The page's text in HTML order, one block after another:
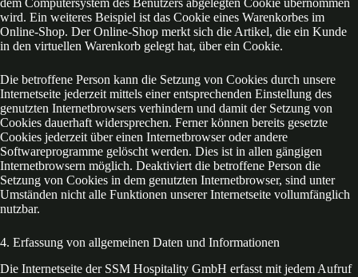
dem Computersystem des Benutzers abgelegten Cookie übernommen
wird. Ein weiteres Beispiel ist das Cookie eines Warenkorbes im
Online-Shop. Der Online-Shop merkt sich die Artikel, die ein Kunde
in den virtuellen Warenkorb gelegt hat, über ein Cookie.
Die betroffene Person kann die Setzung von Cookies durch unsere
Internetseite jederzeit mittels einer entsprechenden Einstellung des
genutzten Internetbrowsers verhindern und damit der Setzung von
Cookies dauerhaft widersprechen. Ferner können bereits gesetzte
Cookies jederzeit über einen Internetbrowser oder andere
Softwareprogramme gelöscht werden. Dies ist in allen gängigen
Internetbrowsern möglich. Deaktiviert die betroffene Person die
Setzung von Cookies in dem genutzten Internetbrowser, sind unter
Umständen nicht alle Funktionen unserer Internetseite vollumfänglich
nutzbar.
4. Erfassung von allgemeinen Daten und Informationen
Die Internetseite der SSM Hospitality GmbH erfasst mit jedem Aufruf